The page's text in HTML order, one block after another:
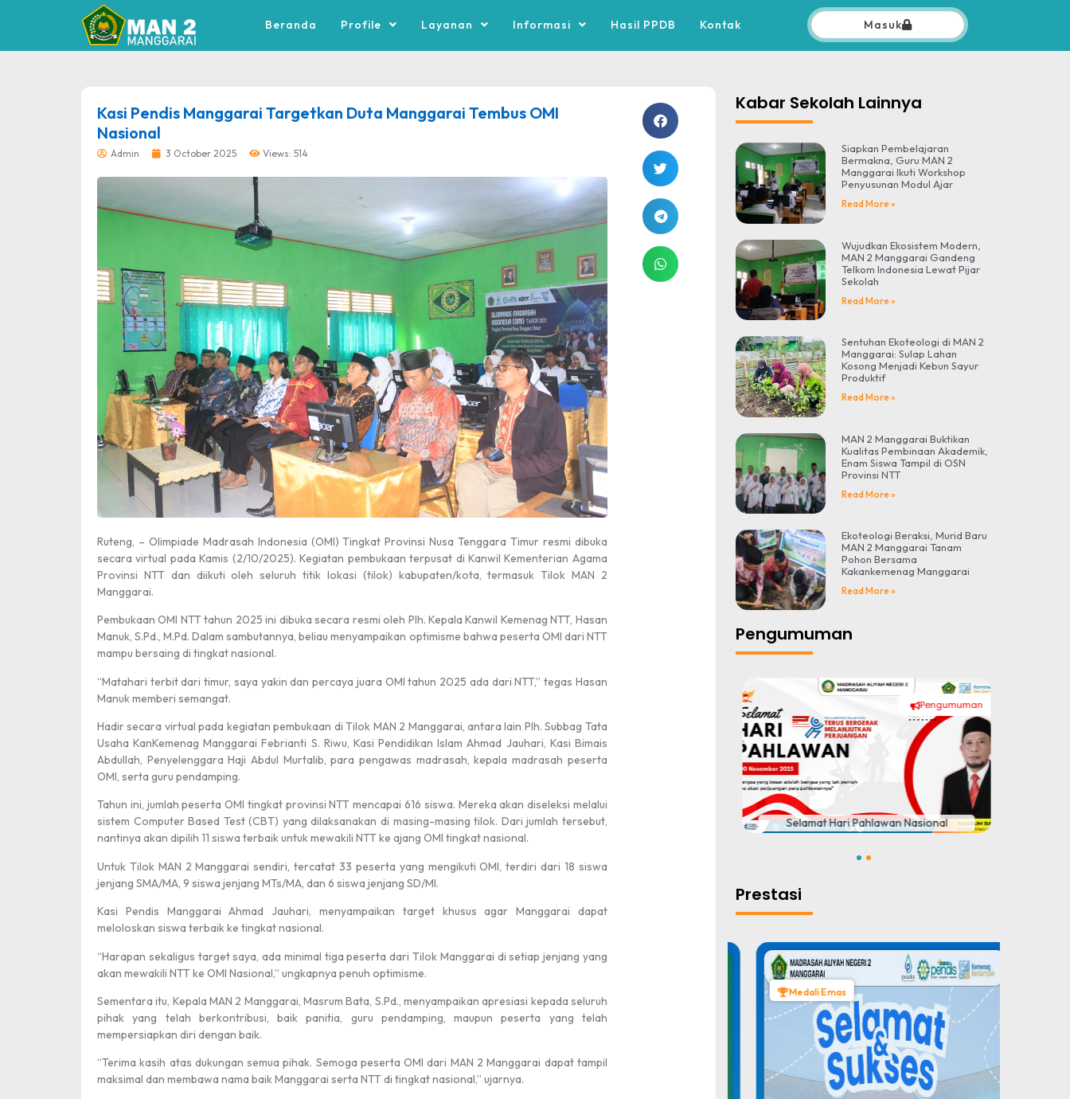
Beranda Profile Layanan Informasi Hasil PPDB Kontak Masuk
Kasi Pendis Manggarai Targetkan Duta Manggarai Tembus OMI
Nasional
Admin 3 October 2025 Views: 514
Ruteng, – Olimpiade Madrasah Indonesia (OMI) Tingkat Provinsi Nusa Tenggara Timur resmi dibuka
secara virtual pada Kamis (2/10/2025). Kegiatan pembukaan terpusat di Kanwil Kementerian Agama
Provinsi NTT dan diikuti oleh seluruh titik lokasi (tilok) kabupaten/kota, termasuk Tilok MAN 2
Manggarai.
Pembukaan OMI NTT tahun 2025 ini dibuka secara resmi oleh Plh. Kepala Kanwil Kemenag NTT, Hasan
Manuk, S.Pd., M.Pd. Dalam sambutannya, beliau menyampaikan optimisme bahwa peserta OMI dari NTT
mampu bersaing di tingkat nasional.
“Matahari terbit dari timur, saya yakin dan percaya juara OMI tahun 2025 ada dari NTT,” tegas Hasan
Manuk memberi semangat.
Hadir secara virtual pada kegiatan pembukaan di Tilok MAN 2 Manggarai, antara lain Plh. Subbag Tata
Usaha KanKemenag Manggarai Febrianti S. Riwu, Kasi Pendidikan Islam Ahmad Jauhari, Kasi Bimais
Abdullah, Penyelenggara Haji Abdul Murtalib, para pengawas madrasah, kepala madrasah peserta
OMI, serta guru pendamping.
Tahun ini, jumlah peserta OMI tingkat provinsi NTT mencapai 616 siswa. Mereka akan diseleksi melalui
sistem Computer Based Test (CBT) yang dilaksanakan di masing-masing tilok. Dari jumlah tersebut,
nantinya akan dipilih 11 siswa terbaik untuk mewakili NTT ke ajang OMI tingkat nasional.
Untuk Tilok MAN 2 Manggarai sendiri, tercatat 33 peserta yang mengikuti OMI, terdiri dari 18 siswa
jenjang SMA/MA, 9 siswa jenjang MTs/MA, dan 6 siswa jenjang SD/MI.
Kasi Pendis Manggarai Ahmad Jauhari, menyampaikan target khusus agar Manggarai dapat
meloloskan siswa terbaik ke tingkat nasional.
“Harapan sekaligus target saya, ada minimal tiga peserta dari Tilok Manggarai di setiap jenjang yang
akan mewakili NTT ke OMI Nasional,” ungkapnya penuh optimisme.
Sementara itu, Kepala MAN 2 Manggarai, Masrum Bata, S.Pd., menyampaikan apresiasi kepada seluruh
pihak yang telah berkontribusi, baik panitia, guru pendamping, maupun peserta yang telah
mempersiapkan diri dengan baik.
“Terima kasih atas dukungan semua pihak. Semoga peserta OMI dari MAN 2 Manggarai dapat tampil
maksimal dan membawa nama baik Manggarai serta NTT di tingkat nasional,” ujarnya.
Kabar Sekolah Lainnya
Siapkan Pembelajaran
Bermakna, Guru MAN 2
Manggarai Ikuti Workshop
Penyusunan Modul Ajar
Read More »
Wujudkan Ekosistem Modern,
MAN 2 Manggarai Gandeng
Telkom Indonesia Lewat Pijar
Sekolah
Read More »
Sentuhan Ekoteologi di MAN 2
Manggarai: Sulap Lahan
Kosong Menjadi Kebun Sayur
Produktif
Read More »
MAN 2 Manggarai Buktikan
Kualitas Pembinaan Akademik,
Enam Siswa Tampil di OSN
Provinsi NTT
Read More »
Ekoteologi Beraksi, Murid Baru
MAN 2 Manggarai Tanam
Pohon Bersama
Kakankemenag Manggarai
Read More »
Pengumuman
#
Selamat Hari Pahlawan Nasional TELAH DIBUKA PENDAFTARAN MURID B...
Pengumuman
Selamat Hari Pahlawan Nasional
Prestasi
Medali Emas